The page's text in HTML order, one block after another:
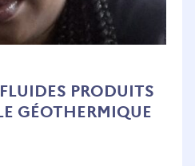
PRODUITS
GÉOTHERMIQUE